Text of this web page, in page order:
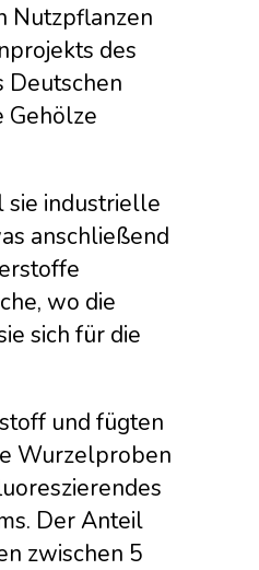
Nutzpflanzen
des
Deutschen
Gehölze
sie industrielle
anschließend
wo die
sich für die
und fügten
Wurzelproben
Der Anteil
zwischen 5